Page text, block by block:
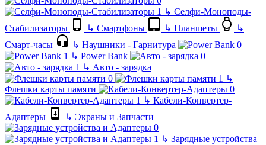
↳ Селфи-Моноподы-
Стабилизаторы
↳ Смартфоны ↳ Планшеты
↳
Смарт-часы
↳ Наушники - Гарнитура
↳ Power Bank
↳ Авто - зарядка
↳
Флешки карты памяти
↳ Кабели-Конвертер-
Адаптеры
↳ Экраны и Запчасти
↳ Зарядные устройства